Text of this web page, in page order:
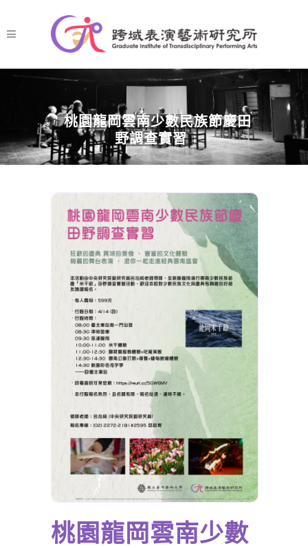
桃園龍岡雲南少數民族節慶田
野調查實習
桃園龍岡雲南少數